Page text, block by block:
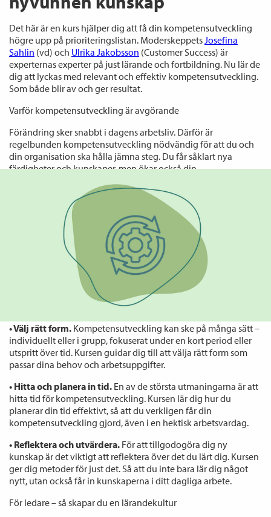
Det här är en kurs hjälper dig att få din kompetensutveckling
högre upp på prioriteringslistan. Moderskeppets Josefina
Sahlin (vd) och Ulrika Jakobsson (Customer Success) är
experternas experter på just lärande och fortbildning. Nu lär de
dig att lyckas med relevant och effektiv kompetensutveckling.
Som både blir av och ger resultat.
Varför kompetensutveckling är avgörande
Förändring sker snabbt i dagens arbetsliv. Därför är
regelbunden kompetensutveckling nödvändig för att du och
din organisation ska hålla jämna steg. Du får såklart nya
färdigheter och kunskaper, men ökar också din
Så lyckas du med kompetensutveckling – nycklar till framgång
För att ro kompetensutvecklingen i land behövs en
strukturerad plan:
• Kartlägg dina behov.
För att veta vad du ska
kompetensutveckla dig inom behöver du kartlägga dina
behov. Kursen lär dig att ta fram en omvärldsanalys, en två-
årsplan och ett kompetenskors som gör det lättare att se vad
just du behöver fokusera på.
• Välj rätt form. Kompetensutveckling kan ske på många sätt –
individuellt eller i grupp, fokuserat under en kort period eller
utspritt över tid. Kursen guidar dig till att välja rätt form som
passar dina behov och arbetsuppgifter.
• Hitta och planera in tid. En av de största utmaningarna är att
hitta tid för kompetensutveckling. Kursen lär dig hur du
planerar din tid effektivt, så att du verkligen får din
kompetensutveckling gjord, även i en hektisk arbetsvardag.
• Reflektera och utvärdera. För att tillgodogöra dig ny
kunskap är det viktigt att reflektera över det du lärt dig. Kursen
ger dig metoder för just det. Så att du inte bara lär dig något
nytt, utan också får in kunskaperna i ditt dagliga arbete.
För ledare – så skapar du en lärandekultur